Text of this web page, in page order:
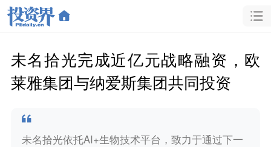
未名拾光完成近亿元战略融资，欧
莱雅集团与纳爱斯集团共同投资
未名拾光依托AI+生物技术平台，致力于通过下一